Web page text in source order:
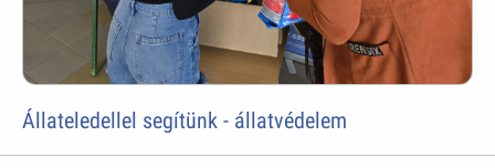
Állateledellel segítünk - állatvédelem